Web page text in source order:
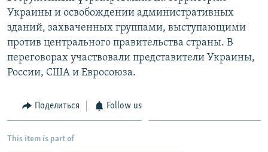
Украины и освобождении административных
зданий, захваченных группами, выступающими
против центрального правительства страны. В
переговорах участвовали представители Украины,
России, США и Евросоюза.
Поделиться Follow us
This item is part of